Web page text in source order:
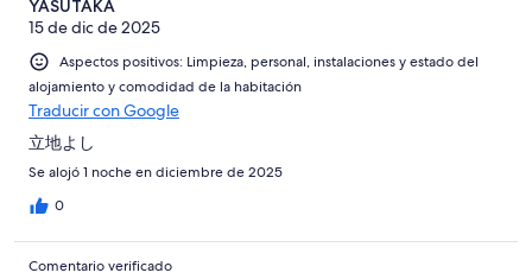
YASUTAKA
15 de dic de 2025
Aspectos positivos: Limpieza, personal, instalaciones y estado del
alojamiento y comodidad de la habitación
Traducir con Google
立地よし
Se alojó 1 noche en diciembre de 2025
0
Comentario verificado